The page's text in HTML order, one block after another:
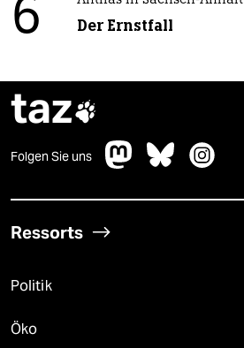
6 Der Ernstfall
taz
Folgen Sie uns
Ressorts
Politik
Öko